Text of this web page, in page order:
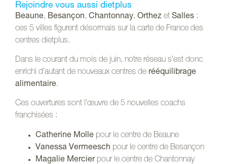
Rejoindre vous aussi dietplus
Beaune, Besançon, Chantonnay, Orthez et Salles :
ces 5 villes figurent désormais sur la carte de France des
centres dietplus.
Dans le courant du mois de juin, notre réseau s’est donc
enrichi d’autant de nouveaux centres de rééquilibrage
alimentaire.
Ces ouvertures sont l’œuvre de 5 nouvelles coachs
franchisées :
Catherine Molle pour le centre de Beaune
Vanessa Vermeesch pour le centre de Besançon
Magalie Mercierpour le centre de Chantonnay